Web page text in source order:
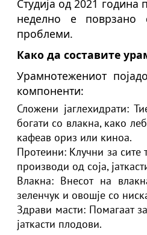
Студија од 2021
неделно е поврзано
проблеми.
Како да составите
Урамнотежениот
компоненти:
Сложени јаглехидрати:
богати со влакна, како
кафеав ориз или киноа.
Протеини: Клучни за сите
производи од соја,
Влакна: Внесот на
зеленчук и овошје со
Здрави масти: Помагаат
јаткасти плодови.